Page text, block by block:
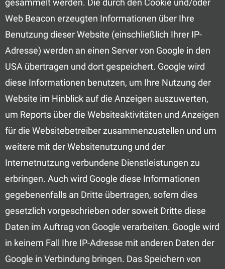
gesammelt werden. Die durch den Cookie und/oder
Web Beacon erzeugten Informationen über Ihre
Benutzung dieser Website (einschließlich Ihrer IP-
Adresse) werden an einen Server von Google in den
USA übertragen und dort gespeichert. Google wird
diese Informationen benutzen, um Ihre Nutzung der
Website im Hinblick auf die Anzeigen auszuwerten,
um Reports über die Websiteaktivitäten und Anzeigen
für die Websitebetreiber zusammenzustellen und um
weitere mit der Websitenutzung und der
Internetnutzung verbundene Dienstleistungen zu
erbringen. Auch wird Google diese Informationen
gegebenenfalls an Dritte übertragen, sofern dies
gesetzlich vorgeschrieben oder soweit Dritte diese
Daten im Auftrag von Google verarbeiten. Google wird
in keinem Fall Ihre IP-Adresse mit anderen Daten der
Google in Verbindung bringen. Das Speichern von